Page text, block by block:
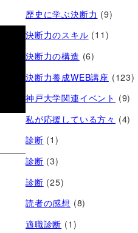
歴史に学ぶ決断力 (9)
決断力のスキル (11)
決断力の構造 (6)
決断力養成WEB講座 (123)
神戸大学関連イベント (9)
私が応援している方々 (4)
診断 (1)
診断 (3)
診断 (25)
読者の感想 (8)
適職診断 (1)